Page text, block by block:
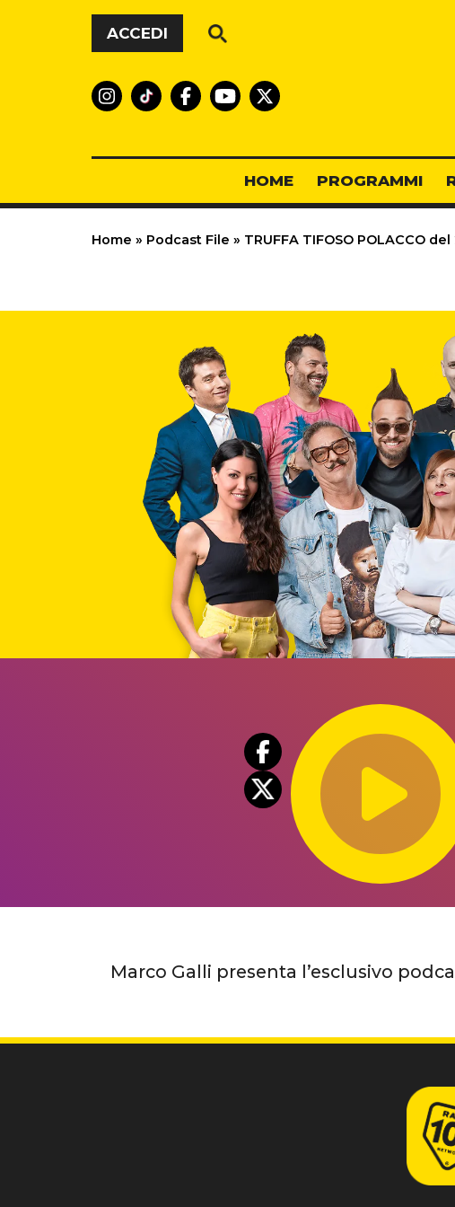
Vai al contenuto
ACCEDI
HOME PROGRAMMI
Home » Podcast File » TRUFFA TIFOSO POLACCO
Audio
Player
Marco Galli presenta l’esclusivo